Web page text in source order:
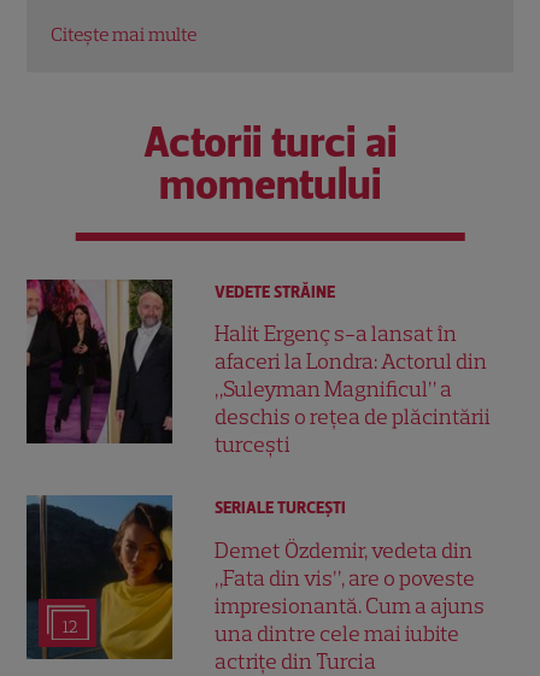
Citește mai multe
Actorii turci ai
momentului
VEDETE STRĂINE
Halit Ergenç s-a lansat în
afaceri la Londra: Actorul din
„Suleyman Magnificul” a
deschis o rețea de plăcintării
turcești
12
SERIALE TURCEŞTI
Demet Özdemir, vedeta din
„Fata din vis”, are o poveste
impresionantă. Cum a ajuns
una dintre cele mai iubite
actrițe din Turcia